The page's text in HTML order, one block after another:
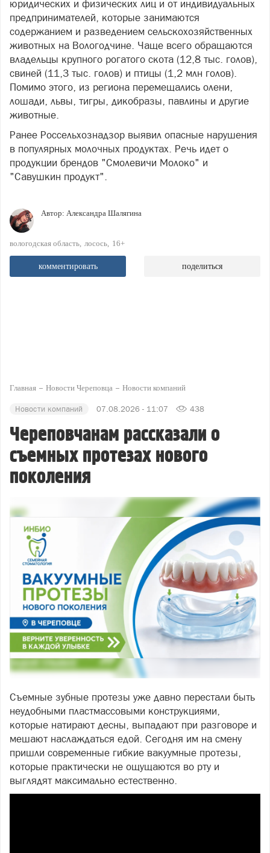
юридических и физических лиц и от индивидуальных
предпринимателей, которые занимаются
содержанием и разведением сельскохозяйственных
животных на Вологодчине. Чаще всего обращаются
владельцы крупного рогатого скота (12,8 тыс. голов),
свиней (11,3 тыс. голов) и птицы (1,2 млн голов).
Помимо этого, из региона перемещались олени,
лошади, львы, тигры, дикобразы, павлины и другие
животные.
Ранее Россельхознадзор выявил опасные нарушения
в популярных молочных продуктах. Речь идет о
продукции брендов "Смолевичи Молоко" и
"Савушкин продукт".
Автор: Александра Шалягина
вологодская область лосось 16+
комментировать поделиться
Главная Новости Череповца Новости компаний
Новости компаний 07.08.2026 - 11:07 438
Череповчанам рассказали о
съемных протезах нового
поколения
Съемные зубные протезы уже давно перестали быть
неудобными пластмассовыми конструкциями,
которые натирают десны, выпадают при разговоре и
мешают наслаждаться едой. Сегодня им на смену
пришли современные гибкие вакуумные протезы,
которые практически не ощущаются во рту и
выглядят максимально естественно.